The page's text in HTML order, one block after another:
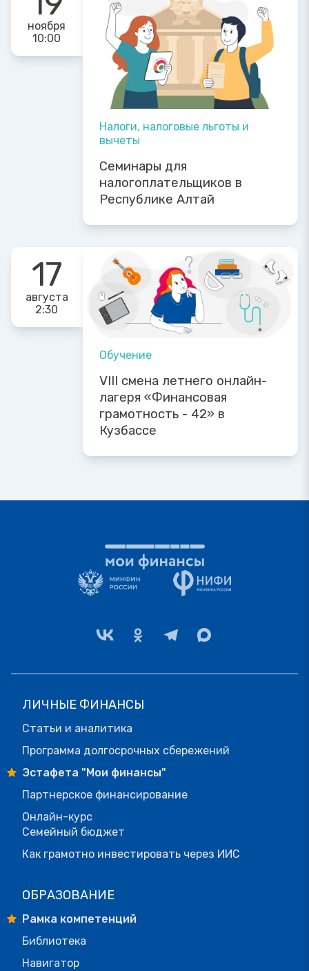
ноября
10:00
Налоги, налоговые льготы и
вычеты
Семинары для
налогоплательщиков в
Республике Алтай
17
августа
2:30
Обучение
VIII смена летнего онлайн-
лагеря «Финансовая
грамотность - 42» в
Кузбассе
ЛИЧНЫЕ ФИНАНСЫ
Статьи и аналитика
Программа долгосрочных сбережений
Эстафета "Мои финансы"
Партнерское финансирование
Онлайн-курс
Семейный бюджет
Как грамотно инвестировать через ИИС
ОБРАЗОВАНИЕ
Рамка компетенций
Библиотека
Навигатор